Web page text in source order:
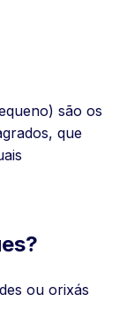
são os
que
ou orixás